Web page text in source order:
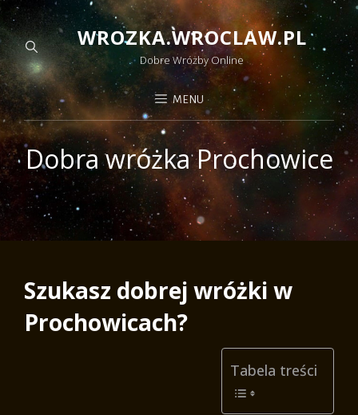
WROZKA.WROCLAW.PL
Dobre Wróżby Online
MENU
Dobra wróżka Prochowice
Szukasz dobrej wróżki w
Prochowicach?
Tabela treści